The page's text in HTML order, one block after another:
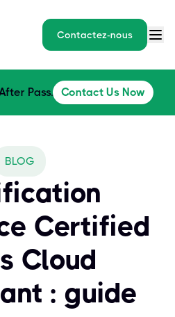
Contactez-nous
Pass. Contact Us Now
BLOG
Certified
Cloud
: guide